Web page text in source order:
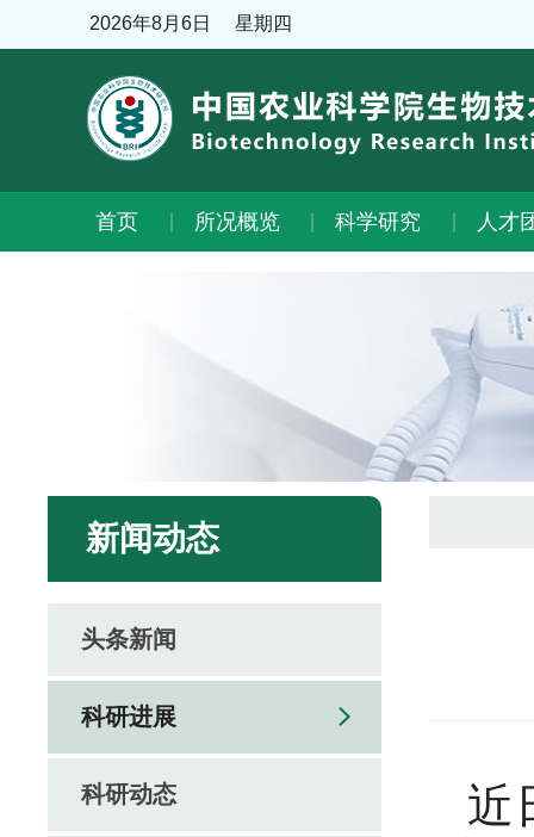
2026年8月6日 星期四
首页 所况概览 科学研究 人才
新闻动态
头条新闻
科研进展
科研动态
近